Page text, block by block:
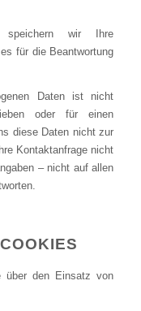
speichern wir Ihre
für die Beantwortung
Daten ist nicht
oder für einen
diese Daten nicht zur
Kontaktanfrage nicht
– nicht auf allen
über den Einsatz von